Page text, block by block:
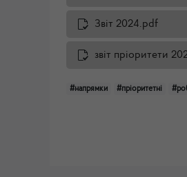
Звіт 2024.pdf
звіт пріоритети
#напрямки #пріоритетні